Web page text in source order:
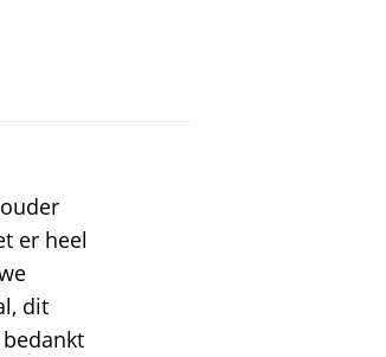
er heel
dit